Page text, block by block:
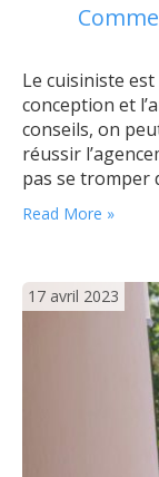
Le cuisiniste
conception et
conseils, on
réussir
pas se tromper
la rencontre de
divers devis.
Read More »
17 avril 2023